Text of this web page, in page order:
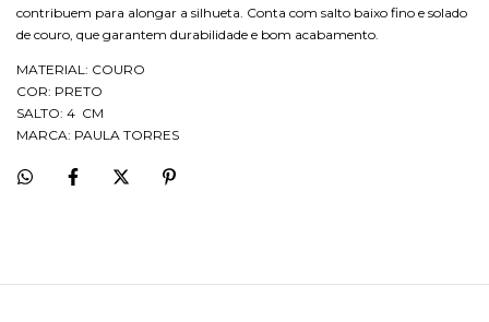
contribuem para alongar a silhueta. Conta com salto baixo fino e solado
de couro, que garantem durabilidade e bom acabamento.
MATERIAL: COURO
COR: PRETO
SALTO: 4 CM
MARCA: PAULA TORRES